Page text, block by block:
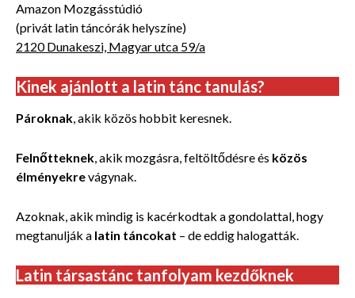
Amazon Mozgásstúdió
(privát latin táncórák helyszíne)
2120 Dunakeszi, Magyar utca 59/a
Kinek ajánlott a latin tánc tanulás?
Pároknak, akik közös hobbit keresnek.
Felnőtteknek, akik mozgásra, feltöltődésre és közös
élményekrevágynak.
Azoknak, akik mindig is kacérkodtak a gondolattal, hogy
megtanulják a latin táncokat – de eddig halogatták.
Latin társastánc tanfolyam kezdőknek